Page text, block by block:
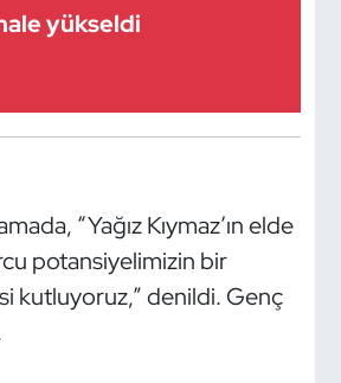
yükseldi
“Yağız Kıymaz’ın elde
potansiyelimizin bir
kutluyoruz,” denildi. Genç